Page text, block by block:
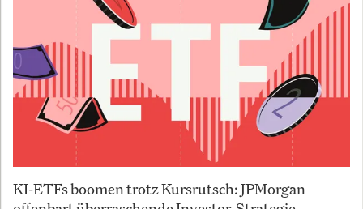
KI-ETFs boomen trotz Kursrutsch: JPMorgan